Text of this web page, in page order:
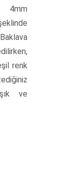
4mm
renk
ve